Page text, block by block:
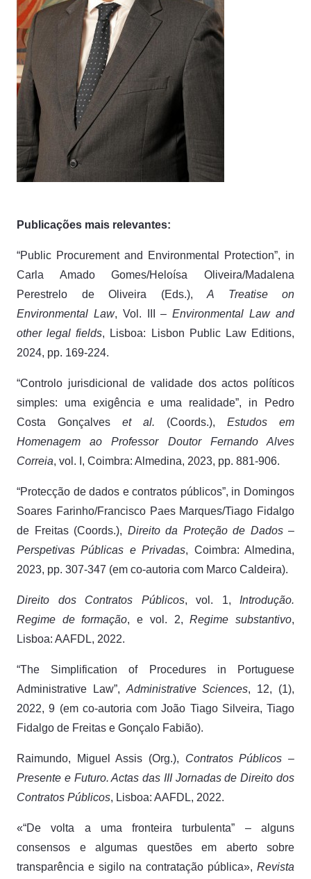
Publicações mais relevantes:
“Public Procurement and Environmental Protection”, in
Carla Amado Gomes/Heloísa Oliveira/Madalena
Perestrelo de Oliveira (Eds.), A Treatise on
Environmental Law, Vol. III –Environmental Law and
other legal fields, Lisboa: Lisbon Public Law Editions,
2024, pp. 169-224.
“Controlo jurisdicional de validade dos actos políticos
simples: uma exigência e uma realidade”, in Pedro
Costa Gonçalves et al. (Coords.), Estudos em
Homenagem ao Professor Doutor Fernando Alves
Correia, vol. I, Coimbra: Almedina, 2023, pp. 881-906.
“Protecção de dados e contratos públicos”, in Domingos
Soares Farinho/Francisco Paes Marques/Tiago Fidalgo
de Freitas (Coords.), Direito da Proteção de Dados –
Perspetivas Públicas e Privadas, Coimbra: Almedina,
2023, pp. 307-347 (em co-autoria com Marco Caldeira).
Direito dos Contratos Públicos, vol. 1, Introdução.
Regime de formação, e vol. 2,Regime substantivo,
Lisboa: AAFDL, 2022.
“The Simplification of Procedures in Portuguese
Administrative Law”, Administrative Sciences, 12, (1),
2022, 9 (em co-autoria com João Tiago Silveira, Tiago
Fidalgo de Freitas e Gonçalo Fabião).
Raimundo, Miguel Assis (Org.), Contratos Públicos –
Presente e Futuro. Actas das III Jornadas de Direito dos
Contratos Públicos, Lisboa: AAFDL, 2022.
«“De volta a uma fronteira turbulenta” – alguns
consensos e algumas questões em aberto sobre
transparência e sigilo na contratação pública», Revista